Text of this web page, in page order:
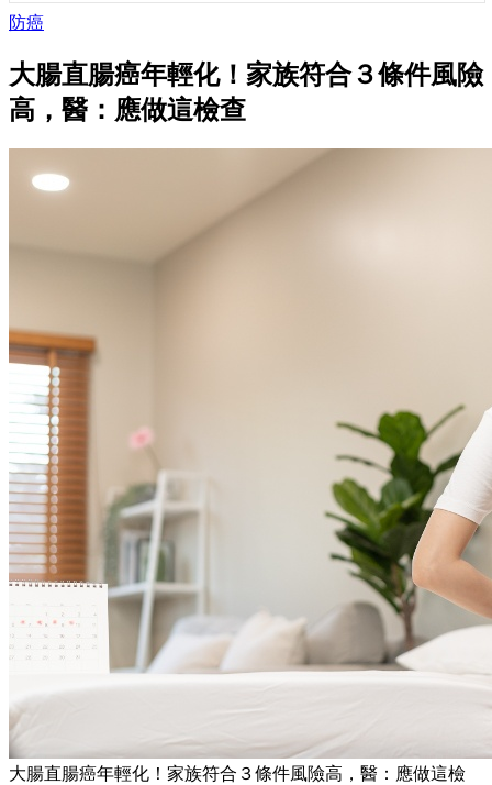
防癌
大腸直腸癌年輕化！家族符合３條件風險
高，醫：應做這檢查
大腸直腸癌年輕化！家族符合３條件風險高，醫：應做這檢